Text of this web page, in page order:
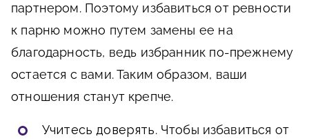
партнером. Поэтому избавиться от ревности
к парню можно путем замены ее на
благодарность, ведь избранник по-прежнему
остается с вами. Таким образом, ваши
отношения станут крепче.
Учитесь доверять. Чтобы избавиться от